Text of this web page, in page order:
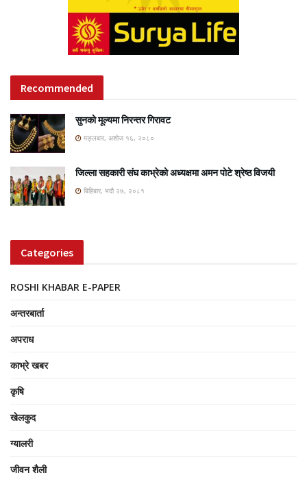
Recommended
सुनको मूल्यमा निरन्तर गिरावट
मङ्लबार, अशोज १६, २०८०
जिल्ला सहकारी संघ काभ्रेको अध्यक्षमा अमन पोटे श्रेष्ठ विजयी
बिहिबार, भदौ २७, २०८१
Categories
ROSHI KHABAR E-PAPER
अन्तरबार्ता
अपराध
काभ्रे खबर
कृषि
खेलकुद
ग्यालरी
जीवन शैली